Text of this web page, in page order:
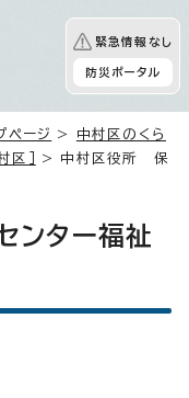
緊急情報なし
防災ポータル
ページ > 中村区のくら
］
> 中村区役所 保
ンター福祉